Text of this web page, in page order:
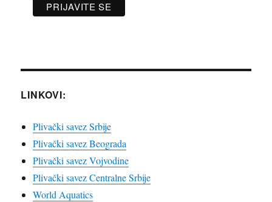
LINKOVI:
Plivački savez Srbije
Plivački savez Beograda
Plivački savez Vojvodine
Plivački savez Centralne Srbije
World Aquatics